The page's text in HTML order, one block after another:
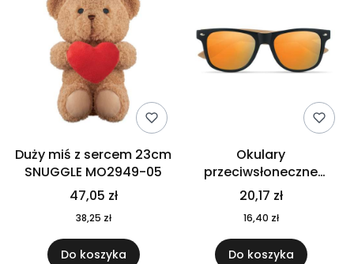
Duży miś z sercem 23cm
SNUGGLE MO2949-05
47,05 zł
38,25 zł
Do koszyka
Okulary
przeciwsłoneczne
CALIFORNIA TOUCH
MO9617-10
20,17 zł
16,40 zł
Do koszyka